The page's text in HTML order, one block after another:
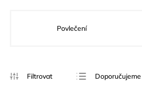
Povlečení
Doporučujeme